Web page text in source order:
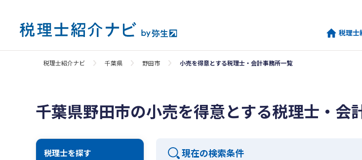
税理士
税理士紹介ナビ 千葉県 野田市 小売を得意とする税理士・会計事務所一覧
千葉県野田市の小売を得意とする税理士・会
税理士を探す 現在の検索条件